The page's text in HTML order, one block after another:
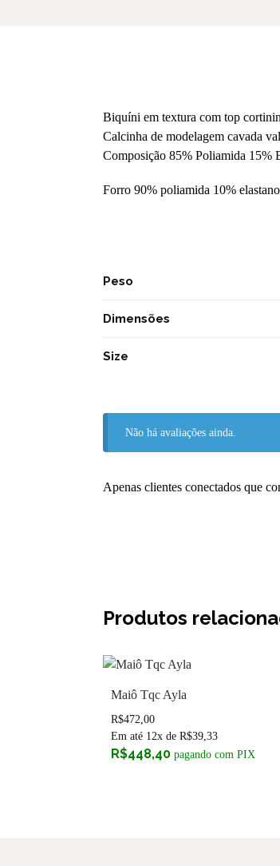
Biquíni em textura com top
Calcinha de modelagem cavada
Composição 85% Poliamida 15%
Forro 90% poliamida 10% elastano
Peso
Dimensões
Size
Não há avaliações ainda.
Apenas clientes conectados que
Produtos
Maiô Tqc Ayla
R$472,00
Em até 12x de R$39,33
R$448,40 pagando com PIX